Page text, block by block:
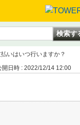
いはいつ行いますか？
開日時 : 2022/12/14 12:00